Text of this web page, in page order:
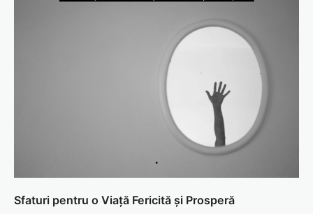
Sfaturi pentru o Viață Fericită și Prosperă